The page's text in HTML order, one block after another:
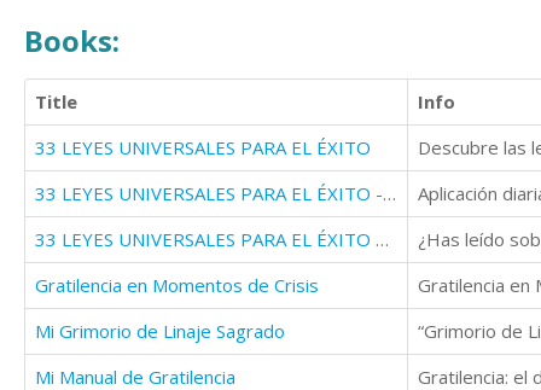
Books:
Title
Info
33 LEYES UNIVERSALES PARA EL ÉXITO
Descubre las
33 LEYES UNIVERSALES PARA EL ÉXITO - CUADERNO DE TRABAJO
Aplicación
33 LEYES UNIVERSALES PARA EL ÉXITO – CUADERNO DE TRABAJO
¿Has leído
Gratilencia en Momentos de Crisis
Mi Grimorio de Linaje Sagrado
Mi Manual de Gratilencia
Gratilencia: el